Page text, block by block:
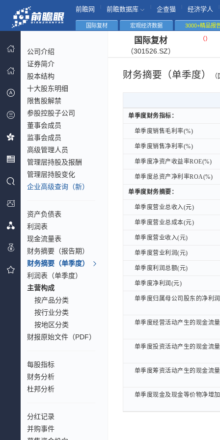
前瞻网 前瞻数据库 企查猫 经济学人
国际复材 宏观经济数据 3000+精品报
公司介绍
证券简介
股本结构
十大股东明细
限售股解禁
参股控股子公司
董事会成员
监事会成员
高级管理人员
管理层持股及报酬
管理层持股变化
企业高级查询（新）
资产负债表
利润表
现金流量表
财务摘要（报告期）
财务摘要（单季度）
利润表（单季度）
主营构成
按产品分类
按行业分类
按地区分类
财报原始文件（PDF）
每股指标
财务分析
杜邦分析
分红记录
并购事件
国际复材
（301526.SZ）
（）
财务摘要（单季度）
单季度财务指标：
单季度销售毛利率(%)
单季度销售净利率(%)
单季度净资产收益率ROE(%)
单季度总资产净利率ROA(%)
单季度财务摘要：
单季度营业总收入(元)
单季度营业总成本(元)
单季度营业收入(元)
单季度营业利润(元)
单季度利润总额(元)
单季度净利润(元)
单季度归属母公司股东的净利
单季度经营活动产生的现金流
单季度投资活动产生的现金流
单季度筹资活动产生的现金流
单季度现金及现金等价物净增
单季度财务指标：
单季度销售毛利率(%)
单季度销售净利率(%)
单季度净资产收益率ROE(%)
单季度总资产净利率ROA(%)
单季度财务摘要：
单季度营业总收入(元)
单季度营业总成本(元)
单季度营业收入(元)
单季度营业利润(元)
单季度利润总额(元)
单季度净利润(元)
单季度归属母公司股东的净利
单季度经营活动产生的现金流
单季度投资活动产生的现金流
单季度筹资活动产生的现金流
单季度现金及现金等价物净增